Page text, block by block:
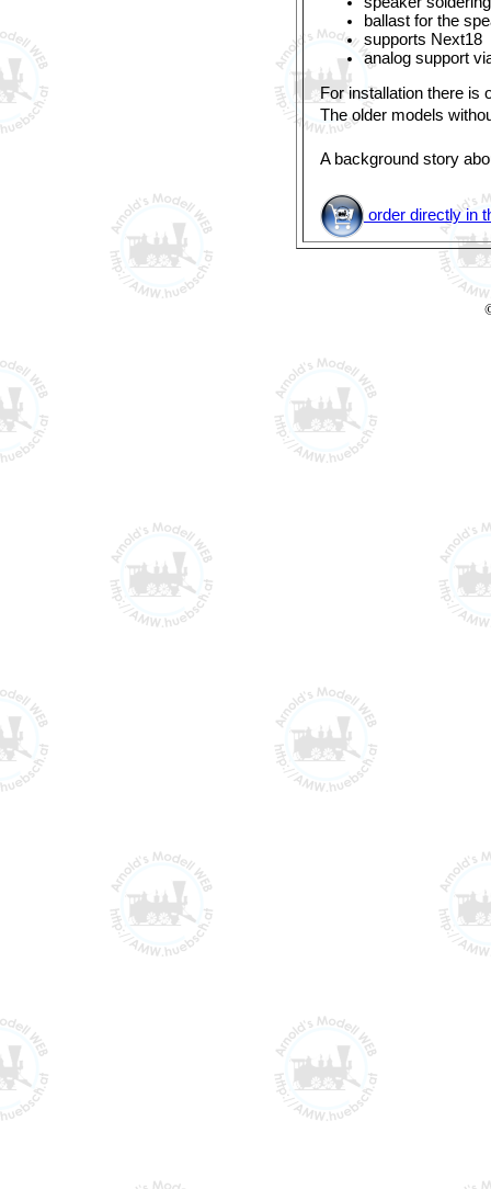
ballast for the
supports Next18
analog support
For installation there is
The older models
A background story
order directly in